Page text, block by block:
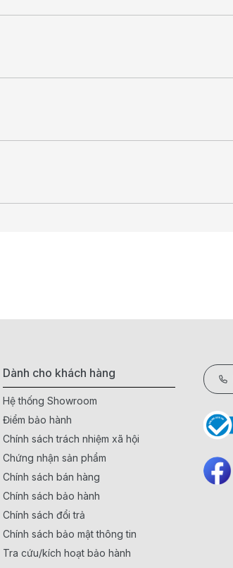
Dành cho khách hàng
Hệ thống Showroom
Điểm bảo hành
Chính sách trách nhiệm xã hội
Chứng nhận sản phẩm
Chính sách bán hàng
Chính sách bảo hành
Chính sách đổi trả
Chính sách bảo mật thông tin
Tra cứu/kích hoạt bảo hành